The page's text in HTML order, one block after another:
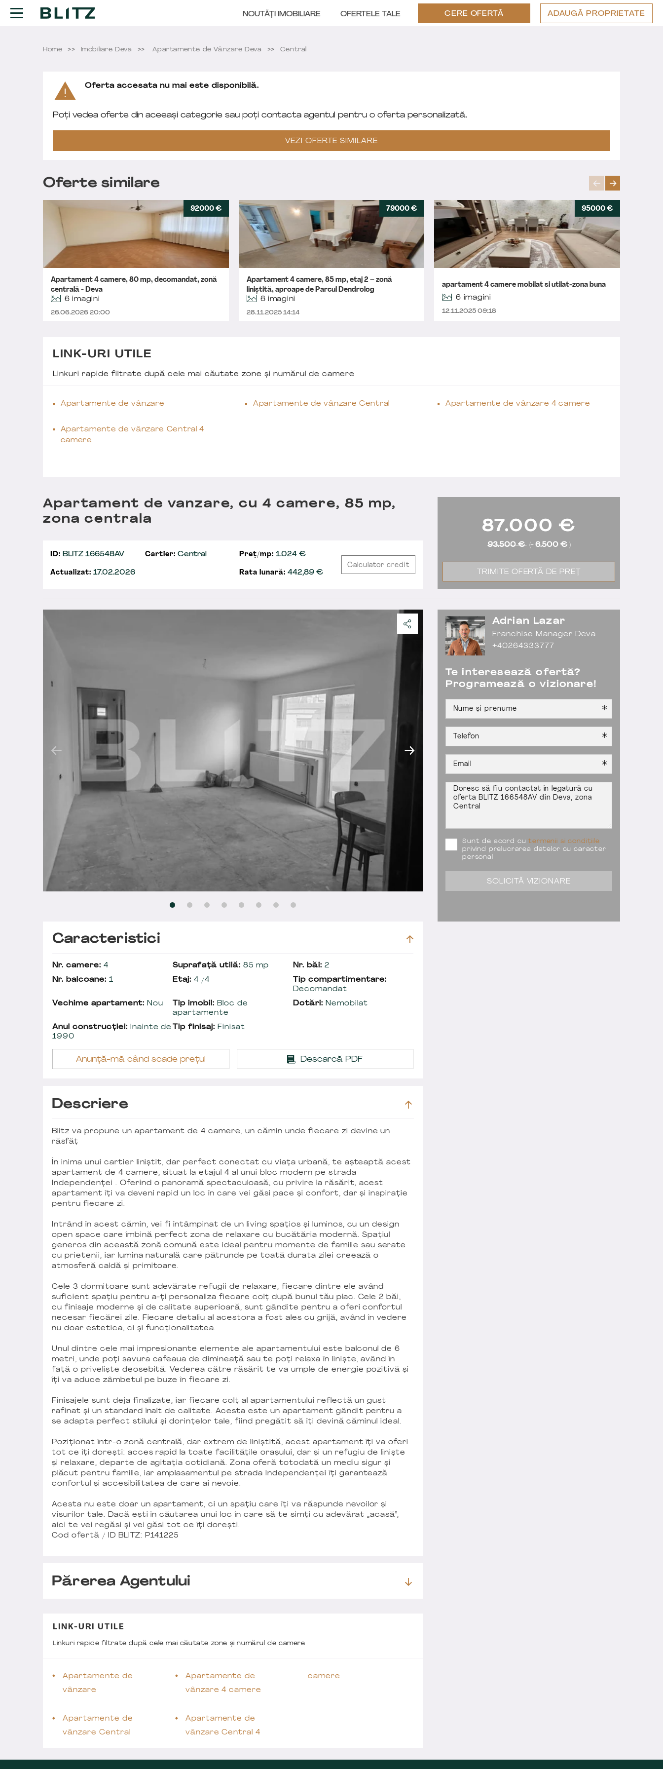
NOUTĂȚI IMOBILIARE OFERTELE TALE CERE OFERTĂ ADAUGĂ PROPRIETATE
Home Imobiliare Deva Apartamente de Vânzare Deva Central
Oferta accesata nu mai este disponibilă.
Poți vedea oferte din aceeași categorie sau poți contacta agentul pentru o oferta personalizată.
VEZI OFERTE SIMILARE
Oferte similare
92000 €
Apartament 4 camere, 80 mp, decomandat, zonă
centrală - Deva
6 imagini
26.06.2026 20:00
79000 €
Apartament 4 camere, 85 mp, etaj 2 – zonă
liniștită, aproape de Parcul Dendrolog
6 imagini
28.11.2025 14:14
95000 €
apartament 4 camere mobilat si utilat-zona buna
6 imagini
12.11.2025 09:18
LINK-URI UTILE
Linkuri rapide filtrate după cele mai căutate zone și numărul de camere
Apartamente de vânzare Apartamente de vânzare Central Apartamente de vânzare 4 camere
Apartamente de vânzare Central 4
camere
Apartament de vanzare, cu 4 camere, 85 mp,
zona centrala
ID: BLITZ 166548AV Cartier: Central Preț/mp: 1.024 €
Actualizat: 17.02.2026 Rata lunară:442,89 €
Calculator credit
Adrian Lazar
Franchise Manager Deva
+40264333777
Te interesează ofertă?
Programează o vizionare!
Sunt de acord cutermenii si condițiile
privind prelucrarea datelor cu caracter
personal
SOLICITĂ VIZIONARE
87.000 €
93.500 € (- 6.500 €)
TRIMITE OFERTĂ DE PREȚ
Caracteristici
Nr. camere: 4 Suprafață utilă: 85 mp Nr. băi: 2
Nr. balcoane: 1 Etaj: 4 /4
Tip compartimentare:
Decomandat
Vechime apartament: Nou Tip imobil: Bloc de
apartamente
Dotări: Nemobilat
Anul construcției: Inainte de
1990
Tip finisaj: Finisat
Anunță-mă când scade prețul Descarcă PDF
Descriere
Blitz va propune un apartament de 4 camere, un cămin unde fiecare zi devine un
răsfăț
În inima unui cartier liniștit, dar perfect conectat cu viața urbană, te așteaptă acest
apartament de 4 camere, situat la etajul 4 al unui bloc modern pe strada
Independenței . Oferind o panoramă spectaculoasă, cu privire la răsărit, acest
apartament îți va deveni rapid un loc în care vei găsi pace și confort, dar și inspirație
pentru fiecare zi.
Intrând în acest cămin, vei fi întâmpinat de un living spațios și luminos, cu un design
open space care îmbină perfect zona de relaxare cu bucătăria modernă. Spațiul
generos din această zonă comună este ideal pentru momente de familie sau serate
cu prietenii, iar lumina naturală care pătrunde pe toată durata zilei creează o
atmosferă caldă și primitoare.
Cele 3 dormitoare sunt adevărate refugii de relaxare, fiecare dintre ele având
suficient spațiu pentru a-ți personaliza fiecare colț după bunul tău plac. Cele 2 băi,
cu finisaje moderne și de calitate superioară, sunt gândite pentru a oferi confortul
necesar fiecărei zile. Fiecare detaliu al acestora a fost ales cu grijă, având în vedere
nu doar estetica, ci și funcționalitatea.
Unul dintre cele mai impresionante elemente ale apartamentului este balconul de 6
metri, unde poți savura cafeaua de dimineață sau te poți relaxa în liniște, având în
față o priveliște deosebită. Vederea către răsărit te va umple de energie pozitivă și
îți va aduce zâmbetul pe buze în fiecare zi.
Finisajele sunt deja finalizate, iar fiecare colț al apartamentului reflectă un gust
rafinat și un standard înalt de calitate. Acesta este un apartament gândit pentru a
se adapta perfect stilului și dorințelor tale, fiind pregătit să îți devină căminul ideal.
Poziționat într-o zonă centrală, dar extrem de liniștită, acest apartament îți va oferi
tot ce îți dorești: acces rapid la toate facilitățile orașului, dar și un refugiu de liniște
și relaxare, departe de agitația cotidiană. Zona oferă totodată un mediu sigur și
plăcut pentru familie, iar amplasamentul pe strada Independenței îți garantează
confortul și accesibilitatea de care ai nevoie.
Acesta nu este doar un apartament, ci un spațiu care îți va răspunde nevoilor și
visurilor tale. Dacă ești în căutarea unui loc în care să te simți cu adevărat „acasă”,
aici te vei regăsi și vei găsi tot ce îți dorești.
Cod ofertă / ID BLITZ: P141225
Părerea Agentului
LINK-URI UTILE
Linkuri rapide filtrate după cele mai căutate zone și numărul de camere
Apartamente de
vânzare
Apartamente de
vânzare Central
Apartamente de
vânzare 4 camere
Apartamente de
vânzare Central 4
camere